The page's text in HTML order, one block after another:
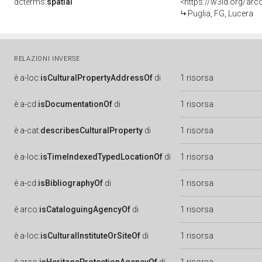
Puglia, FG, Lucera
RELAZIONI INVERSE
è a-loc:isCulturalPropertyAddressOf di 1 risorsa
è a-cd:isDocumentationOf di 1 risorsa
è a-cat:describesCulturalProperty di 1 risorsa
è a-loc:isTimeIndexedTypedLocationOf di 1 risorsa
è a-cd:isBibliographyOf di 1 risorsa
è arco:isCataloguingAgencyOf di 1 risorsa
è a-loc:isCulturalInstituteOrSiteOf di 1 risorsa